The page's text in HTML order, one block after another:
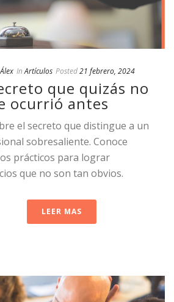
In Artículos Posted21 febrero, 2024
que quizás no
ocurrió antes
el secreto que distingue a un
sobresaliente. Conoce
prácticos para lograr
que no son tan obvios.
LEER MAS